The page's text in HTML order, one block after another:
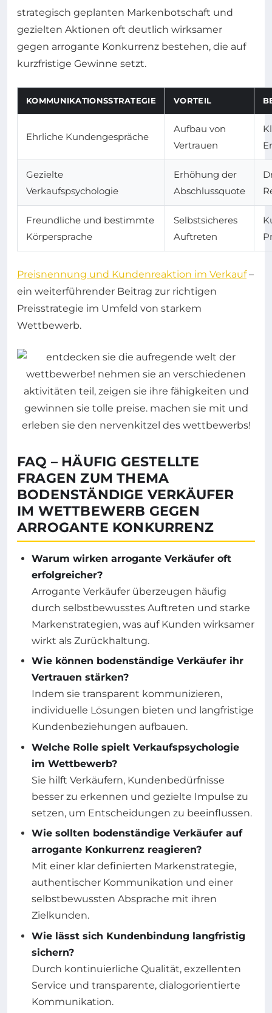
strategisch geplanten Markenbotschaft und
gezielten Aktionen oft deutlich wirksamer
gegen arrogante Konkurrenz bestehen, die auf
kurzfristige Gewinne setzt.
KOMMUNIKATIONSSTRATEGIE VORTEIL
Ehrliche Kundengespräche
Aufbau von
Vertrauen
Gezielte
Verkaufspsychologie
Erhöhung der
Abschlussquote
Freundliche und bestimmte
Körpersprache
Selbstsicheres
Auftreten
Preisnennung und Kundenreaktion im Verkauf–
ein weiterführender Beitrag zur richtigen
Preisstrategie im Umfeld von starkem
Wettbewerb.
FAQ – HÄUFIG GESTELLTE
FRAGEN ZUM THEMA
BODENSTÄNDIGE VERKÄUFER
IM WETTBEWERB GEGEN
ARROGANTE KONKURRENZ
Warum wirken arrogante Verkäufer oft
erfolgreicher?
Arrogante Verkäufer überzeugen häufig
durch selbstbewusstes Auftreten und starke
Markenstrategien, was auf Kunden wirksamer
wirkt als Zurückhaltung.
Wie können bodenständige Verkäufer ihr
Vertrauen stärken?
Indem sie transparent kommunizieren,
individuelle Lösungen bieten und langfristige
Kundenbeziehungen aufbauen.
Welche Rolle spielt Verkaufspsychologie
im Wettbewerb?
Sie hilft Verkäufern, Kundenbedürfnisse
besser zu erkennen und gezielte Impulse zu
setzen, um Entscheidungen zu beeinflussen.
Wie sollten bodenständige Verkäufer auf
arrogante Konkurrenz reagieren?
Mit einer klar definierten Markenstrategie,
authentischer Kommunikation und einer
selbstbewussten Absprache mit ihren
Zielkunden.
Wie lässt sich Kundenbindung langfristig
sichern?
Durch kontinuierliche Qualität, exzellenten
Service und transparente, dialogorientierte
Kommunikation.